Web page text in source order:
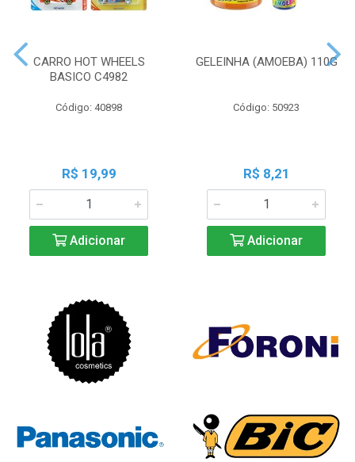
CARRO HOT WHEELS
BASICO C4982
Código: 40898
R$ 19,99
Adicionar
GELEINHA (AMOEBA) 110G
Código: 50923
R$ 8,21
Adicionar